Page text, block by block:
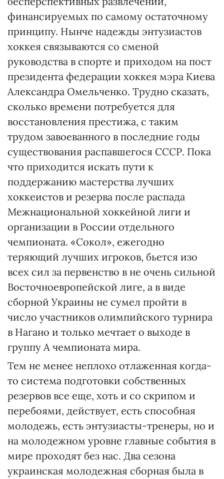
финансируемых по самому остаточному
принципу. Нынче надежды энтузиастов
хоккея связываются со сменой
руководства в спорте и приходом на пост
президента федерации хоккея мэра Киева
Александра Омельченко. Трудно сказать,
сколько времени потребуется для
восстановления престижа, с таким
трудом завоеванного в последние годы
существования распавшегося СССР. Пока
что приходится искать пути к
поддержанию мастерства лучших
хоккеистов и резерва после распада
Межнациональной хоккейной лиги и
организации в России отдельного
чемпионата. «Сокол», ежегодно
теряющий лучших игроков, бьется изо
всех сил за первенство в не очень сильной
Восточноевропейской лиге, а в виде
сборной Украины не сумел пройти в
число участников олимпийского турнира
в Нагано и только мечтает о выходе в
группу А чемпионата мира.
Тем не менее неплохо отлаженная когда-
то система подготовки собственных
резервов все еще, хоть и со скрипом и
перебоями, действует, есть способная
молодежь, есть энтузиасты-тренеры, но и
на молодежном уровне главные события в
мире проходят без нас. Два сезона
украинская молодежная сборная была в